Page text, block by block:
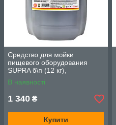
Средство для мойки
пищевого оборудования
SUPRA б\п (12 кг),
концентрат, малопенное
В наявності
1 340 ₴
Купити